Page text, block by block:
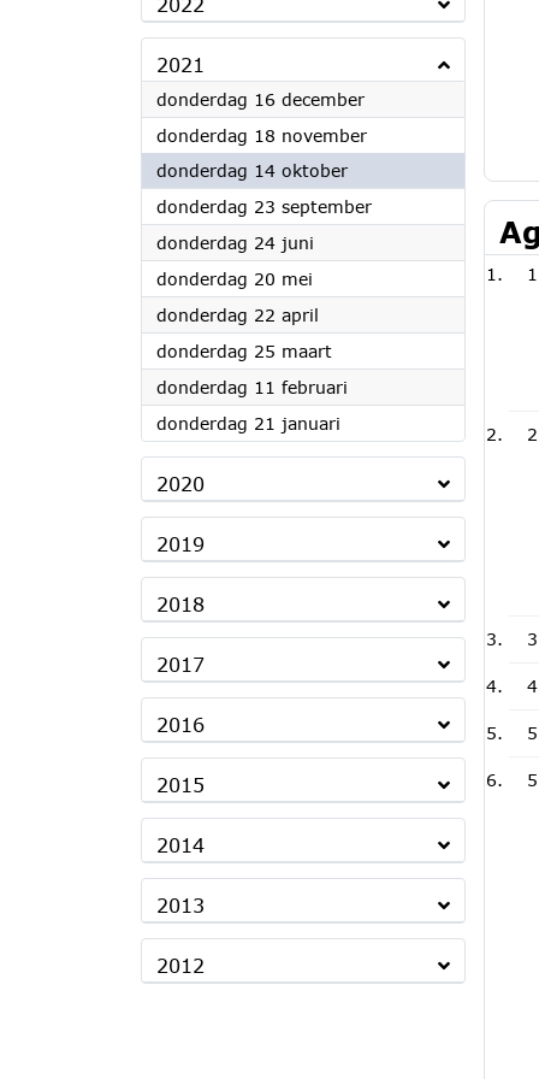
2021
donderdag 16 december2021
donderdag 18 november2021
donderdag 14 oktober2021
donderdag 23 september2021
donderdag 24 juni
donderdag 20 mei
donderdag 22 april
donderdag 25 maart2021
donderdag 11 februari
donderdag 21 januari
2020
2019
2018
2017
2016
2015
2014
2013
2012
1
2
3
4
5